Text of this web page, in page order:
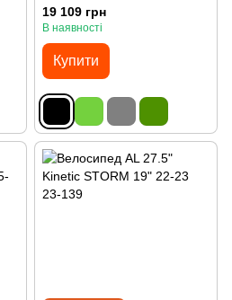
19 109 грн
В наявності
Купити